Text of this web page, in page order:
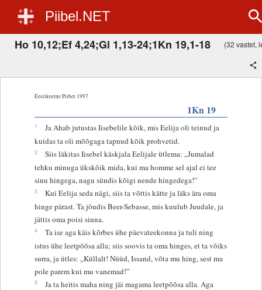
Piibel.NET
Ho 10,12;Ef 4,24;Gl 1,13-24;1Kn 19,1-18 (32 vastet,
Eestikeelne Piibel 1997
1Kn 19
1
Ja Ahab jutustas Iisebelile kõik, mis Eelija oli teinud ja
kuidas ta oli mõõgaga tapnud kõik prohvetid.
2
Siis läkitas Iisebel käskjala Eelijale ütlema: „Jumalad
tehku minuga ükskõik mida, kui ma homme sel ajal ei tee
sinu hingega, nagu sündis kõigi nende hingedega!”
3
Kui Eelija seda nägi, siis ta võttis kätte ja läks ära oma
hinge pärast. Ta jõudis Beer-Sebasse, mis kuulub Juudale, ja
jättis oma poisi sinna.
4
Ta ise aga käis kõrbes ühe päevateekonna ja tuli ning
istus ühe leetpõõsa alla; siis soovis ta oma hinges, et ta võiks
surra, ja ütles: „Küllalt! Nüüd, Issand, võta mu hing, sest ma
pole parem kui mu vanemad!”
5
Ja ta heitis maha ning jäi magama leetpõõsa alla. Aga